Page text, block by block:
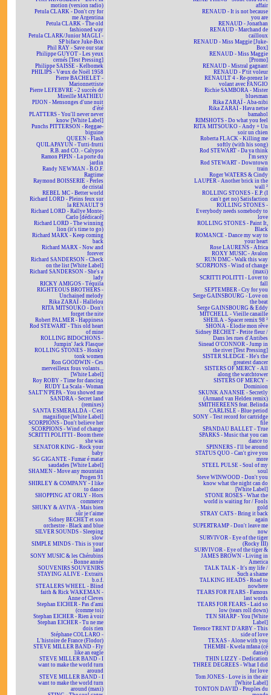
motion (version radio)
Petula CLARK - Don't cry for
me Argentina
Petula CLARK - The old
fashioned way
Petula CLARK/Junior MAGLI -
SP biface Juke-Box
Phil RAY - Save our star
Philippe GUYOT - Les yeux
cernés [Test Pressing]
Philippe SAISSE - Kelbomek
PHILIPS - Vœux de Noël 1958
Pierre BACHELET -
Marionnettiste
Pierre LEFEBVRE - 2 succès de
Mireille MATHIEU
PIJON - Mensonges d'une nuit
d'été
PLATTERS - You'll never never
know [White Label]
Punchs PITTERSON - Reggae-
biguine
QUEEN - Flash
QUILAPAYUN - Tutti-frutti
R.B. and CO. - Calypso
Ramon PIPIN - La porte du
jardin
Randy NEWMAN - B.O.F.
Ragtime
Raymond BOISSERIE - Perles
de cristal
REBEL MC - Better world
Richard LORD - Pleins feux sur
la RENAULT 9
Richard LORD - Rallye Monte-
Carlo [dédicacé]
Richard LORD - The winning
lion (it's time to go)
Richard MARX - Keep coming
back
Richard MARX - Now and
forever
Richard SANDERSON - Check
on the list [White Label]
Richard SANDERSON - She's a
lady
RICKY AMIGOS - Téquila
RIGHTEOUS BROTHERS -
Unchained melody
Rika ZARAÏ - Hallelou
RITA MITSOUKO - Don't
forget the nite
Robert PALMER - Happiness
Rod STEWART - This old heart
of mine
ROLLING BIDOCHONS -
Jumpin' Jack Flasque
ROLLING STONES - Honky
tonk women
Ron GOODWIN - Ces
merveilleux fous volants...
[White Label]
Roy ROBY - Time for dancing
RUDY La Scala - Woman
SALT'N'PEPA - You showed me
SANDRA - Secret land
(remixes)
SANTA ESMERALDA - C'est
magnifique [White Label]
SCORPIONS - Don't believe her
SCORPIONS - Wind of change
SCRITTI POLITTI - Boom there
she was
SENATOR KING - Rock your
baby
SG GIGANTE - Fumar é matar
saudades [White Label]
SHAMEN - Move any mountain
Progen 91
SHIRLEY & COMPANY - I like
to dance
SHOPPING AT ORLY - Hors
commerce
SHUKY & AVIVA - Mais bien
sûr je t'aime
Sidney BECHET et son
orchestre - Black and blue
SILVER SOUNDS - Sleeping
slow
SIMPLE MINDS - This is your
land
SONY MUSIC & les Chérubins
- Bonne année
SOUVENIRS SOUVENIRS
STAYING ALIVE - Extraits
b.o.f.
STEALERS WHEEL - Blind
faith & Rick WAKEMAN -
Anne of Cleves
Stephan EICHER - Pas d'ami
(comme toi)
Stephan EICHER - Rien à voir
Stephan EICHER - Tu ne me
dois rien
Stéphane COLLARO -
L'histoire de France (Flodor)
STEVE MILLER BAND - Fly
like an eagle
STEVE MILLER BAND - I
want to make the world turn
around
STEVE MILLER BAND - I
want to make the world turn
around (maxi)
affair
RENAUD - It is not because
you are
RENAUD - Jonathan
RENAUD - Marchand de
cailloux
RENAUD - Miss Maggie [Juke-
Box]
RENAUD - Miss Maggie
[Promo]
RENAUD - Mistral gagnant
RENAUD - P'tit voleur
RENAULT 4 - Re-prenez le
volant avec FANGIO
Richie SAMBORA - Mister
bluesman
Rika ZARAÏ - Aba-nibi
Rika ZARAÏ - Hava netse
bamahol
RIMSHOTS - Do what you feel
RITA MITSOUKO - Andy + Un
soir un chien
Roberta FLACK - Killing me
softly (with his song)
Rod STEWART - Da ya think
I'm sexy
Rod STEWART - Downtown
train
Roger WATERS & Cindy
LAUPER - Another brick in the
wall ²
ROLLING STONES - E.P. (I
can't get no) Satisfaction
ROLLING STONES -
Everybody needs somebody to
love
ROLLING STONES - Paint It,
Black
ROMANCE - Dance my way to
your heart
Rose LAURENS - Africa
ROXY MUSIC - Avalon
RUN DMC - Walk this way
SCORPIONS - Wind of change
(maxi)
SCRITTI POLITTI - Lover to
fall
SEPTEMBER - Cry for you
Serge GAINSBOURG - Love on
the beat
Serge GAINSBOURG & Eddy
MITCHELL - Vieille canaille
SHEILA - Spacer remix 98 ²
SHONA - Elodie mon rêve
Sidney BECHET - Petite fleur /
Dans les rues d'Antibes
Sinead O'CONNOR - Jump in
the river [Test Pressing]
SISTER SLEDGE - He's the
greatest dancer
SISTERS OF MERCY - All
along the watchtower
SISTERS OF MERCY -
Dominion
SKUNK ANANSIE - Secretly
(Armand van Helden remix)
SMITHEREENS feat. Belinda
CARLISLE - Blue period
SONY - Test record for cartridge
file
SPANDAU BALLET - True
SPARKS - Music that you can
dance to
SPINNERS - I'll be around
STATUS QUO - Can't give you
more
STEEL PULSE - Soul of my
soul
Steve WINWOOD - Don't you
know what the night can do
[White Label]
STONE ROSES - What the
world is waiting for / Fools
gold
STRAY CATS - Bring it back
again
SUPERTRAMP - Don't leave me
now
SURVIVOR - Eye of the tiger
(Rocky III)
SURVIVOR - Eye of the tiger &
JAMES BROWN - Living in
America
TALK TALK - It's my life /
Such a shame
TALKING HEADS - Road to
nowhere
TEARS FOR FEARS - Famous
last words
TEARS FOR FEARS - Laid so
low (tears roll down)
TEN SHARP - You [White
Label]
Terence TRENT D'ARBY - This
side of love
TEXAS - Alone with you
THEMBI - Kwela mfana (cé
dansé)
THIN LIZZY - Dedication
THREE DEGREES - What I did
for love
Tom JONES - Love is in the air
[White Label]
TONTON DAVID - Peuples du